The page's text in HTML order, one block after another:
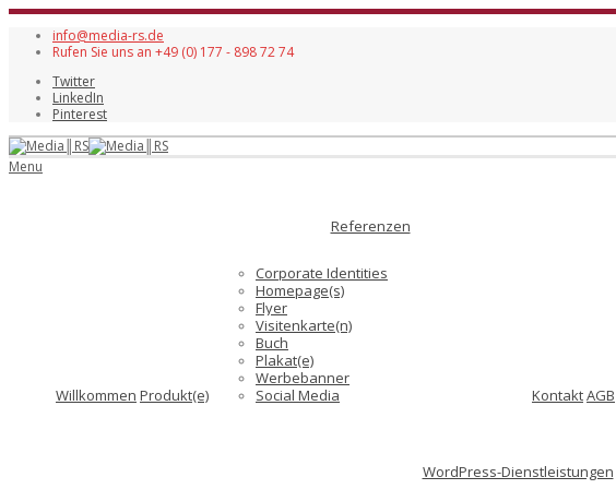
info@media-rs.de
Rufen Sie uns an +49 (0) 177 - 898 72 74
Twitter
LinkedIn
Pinterest
Menu
Willkommen Produkt(e)
Referenzen
Corporate Identities
Homepage(s)
Flyer
Visitenkarte(n)
Buch
Plakat(e)
Werbebanner
Social Media
KontaktAGB
WordPress-Dienstleistungen